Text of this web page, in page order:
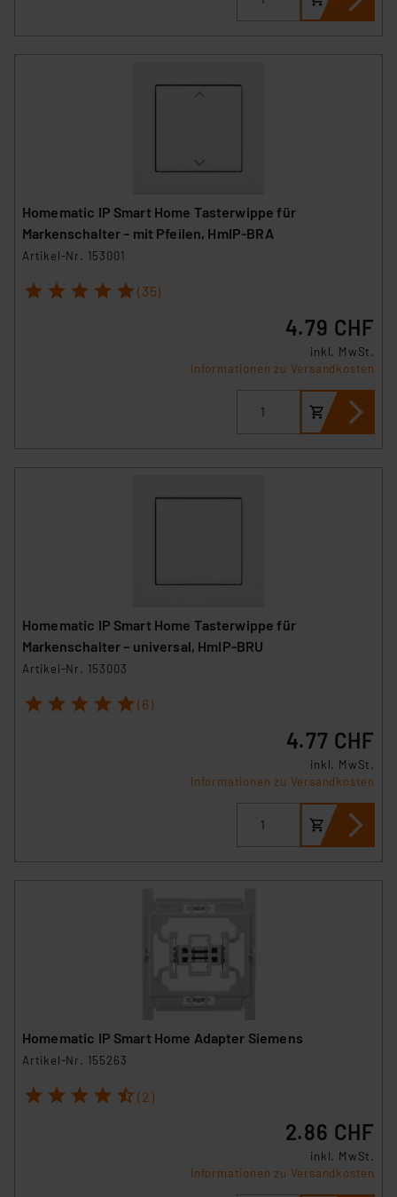
Daten in den USA. Ihre Einwilligung zur Einbindung von
und zu der jeweiligen Datenübermittlung erhalten Sie in
dass die USA als Land mit unzureichendem
Unsere Kooperation mit diesen Dienstleistern stützt
Europäischen Kommission sowie einer eigenen
insbesondere der Art der übermittelten Daten,
Homematic IP Smart Home Tasterwippe für
Markenschalter – mit Pfeilen, HmIP-BRA
Artikel-Nr. 153001
1 2 3 4 5 (35)
4.79 CHF
inkl. MwSt.
Informationen zu Versandkosten
Homematic IP Smart Home Tasterwippe für
Markenschalter – universal, HmIP-BRU
Artikel-Nr. 153003
1 2 3 4 5 (6)
4.77 CHF
inkl. MwSt.
Informationen zu Versandkosten
Homematic IP Smart Home Adapter Siemens
Artikel-Nr. 155263
1 2 3 4 5 (2)
2.86 CHF
inkl. MwSt.
Informationen zu Versandkosten